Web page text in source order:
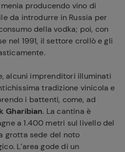
producendo vino di
da introdurre in Russia per
della vodka; poi, con
nel 1991, il settore crollò e gli
alcuni imprenditori illuminati
tradizione vinicola e
i battenti, come, ad
Gharibian. La cantina è
a 1.400 metri sul livello del
grotta sede del noto
L’area gode di un